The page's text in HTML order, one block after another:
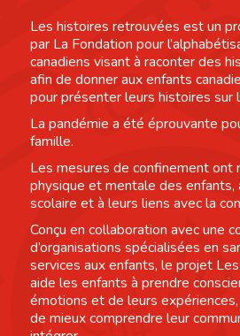
Les histoires retrouvées est un
par La Fondation pour
canadiens visant à raconter des
afin de donner aux enfants
pour présenter leurs histoires sur
La pandémie a été éprouvante
famille.
Les mesures de confinement ont
physique et mentale des enfants,
scolaire et à leurs liens avec la
Conçu en collaboration avec une
d’organisations spécialisées en
services aux enfants, le projet
aide les enfants à prendre
émotions et de leurs
de mieux comprendre leur